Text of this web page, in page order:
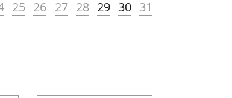
25 26 27 28 29 30 31